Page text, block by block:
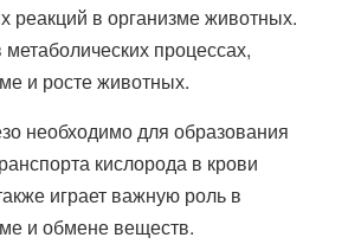
реакций в организме животных.
процессах,
и росте животных.
необходимо для образования
кислорода в крови
играет важную роль в
и обмене веществ.